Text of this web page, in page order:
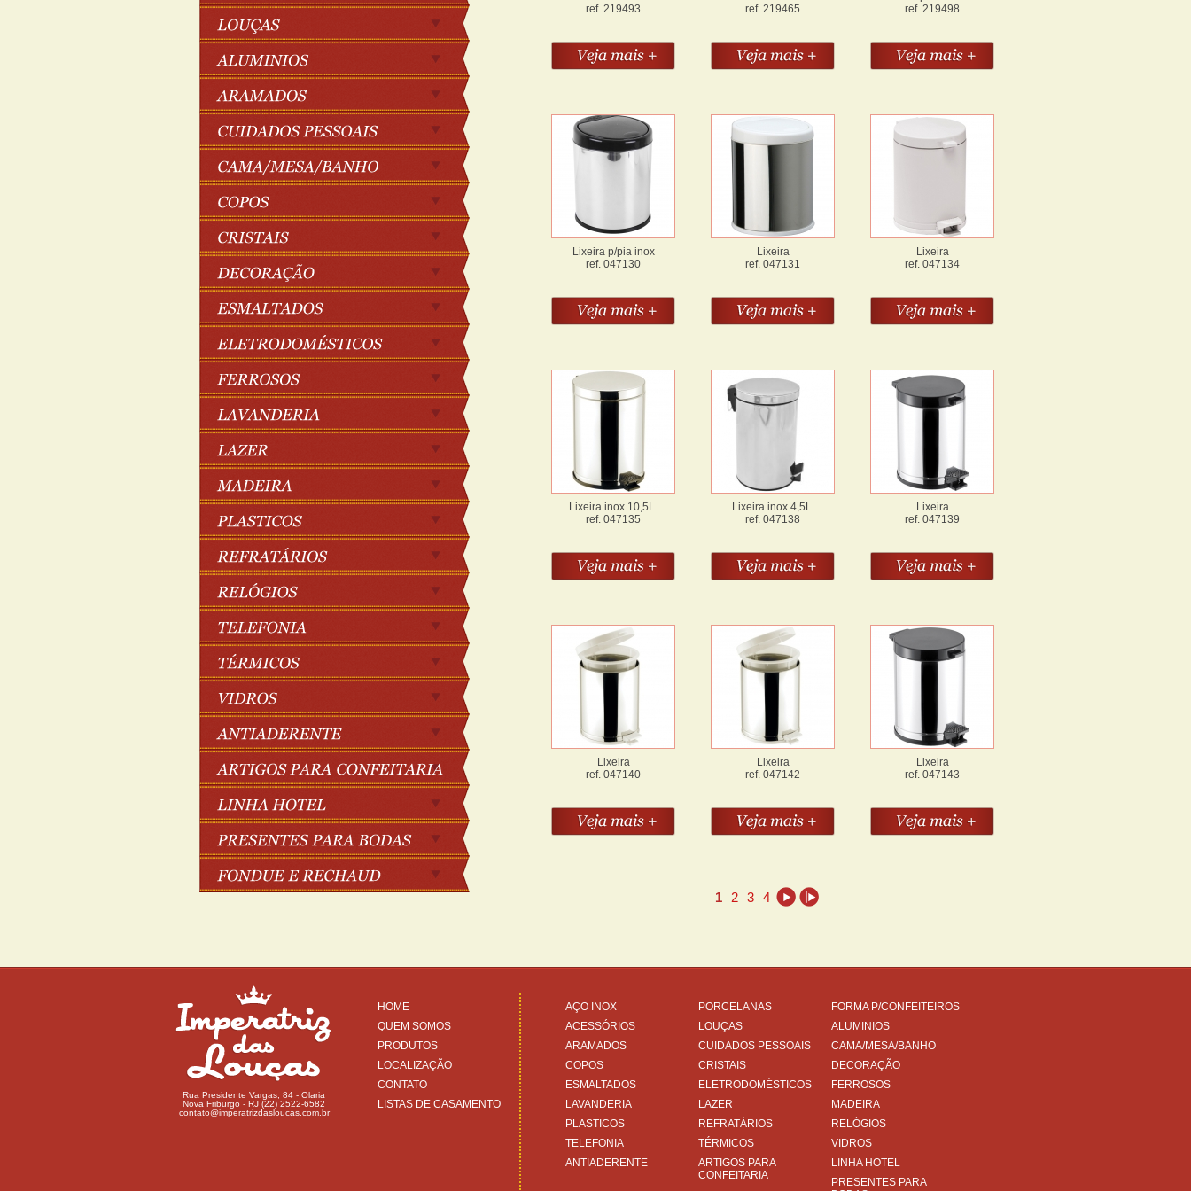
ref. 219493
ref. 219465
ref. 219498
Lixeira p/pia inox
ref. 047130
Lixeira
ref. 047131
Lixeira
ref. 047134
Lixeira inox 10,5L.
ref. 047135
Lixeira inox 4,5L.
ref. 047138
Lixeira
ref. 047139
Lixeira
ref. 047140
Lixeira
ref. 047142
Lixeira
ref. 047143
1 2 3 4
Rua Presidente Vargas, 84 - Olaria
Nova Friburgo - RJ (22) 2522-6582
contato@imperatrizdasloucas.com.br
HOME
QUEM SOMOS
PRODUTOS
LOCALIZAÇÃO
CONTATO
LISTAS DE CASAMENTO
AÇO INOX PORCELANAS
FORMA P/CONFEITEIROS
ACESSÓRIOS
LOUÇAS
ALUMINIOS
ARAMADOS
CUIDADOS PESSOAIS
CAMA/MESA/BANHO
COPOS
CRISTAIS
DECORAÇÃO
ESMALTADOS
ELETRODOMÉSTICOS
FERROSOS
LAVANDERIA
LAZER
MADEIRA
PLASTICOS
REFRATÁRIOS
RELÓGIOS
TELEFONIA
TÉRMICOS
VIDROS
ANTIADERENTE
ARTIGOS PARA
CONFEITARIA
LINHA HOTEL
PRESENTES PARA